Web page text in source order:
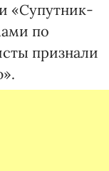
«Супутник-
по
признали